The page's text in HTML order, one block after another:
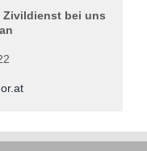
Zivildienst bei uns